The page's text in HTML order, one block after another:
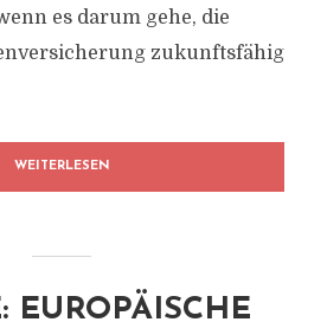
es darum gehe, die
zukunftsfähig
WEITERLESEN
EUROPÄISCHE